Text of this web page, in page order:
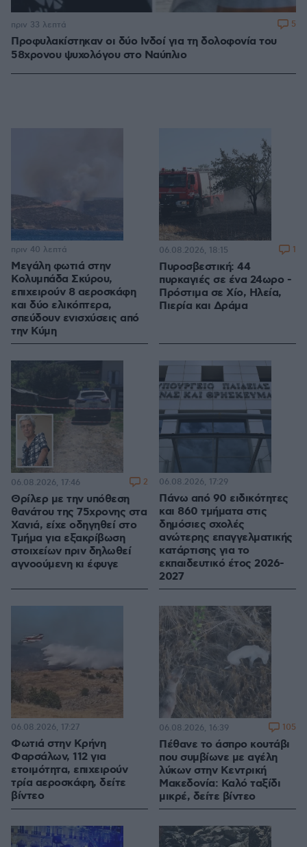
Προφυλακίστηκαν οι δύο Ινδοί για τη δολοφονία του
58χρονου ψυχολόγου στο Ναύπλιο
πριν 33 λεπτά 5
Μεγάλη φωτιά στην
Κολυμπάδα Σκύρου,
επιχειρούν 8 αεροσκάφη
και δύο ελικόπτερα,
σπεύδουν ενισχύσεις από
την Κύμη
πριν 40 λεπτά
Πυροσβεστική: 44
πυρκαγιές σε ένα 24ωρο -
Πρόστιμα σε Χίο, Ηλεία,
Πιερία και Δράμα
06.08.2026, 18:15 1
Θρίλερ με την υπόθεση
θανάτου της 75χρονης στα
Χανιά, είχε οδηγηθεί στο
Τμήμα για εξακρίβωση
στοιχείων πριν δηλωθεί
αγνοούμενη κι έφυγε
06.08.2026, 17:46 2
Πάνω από 90 ειδικότητες
και 860 τμήματα στις
δημόσιες σχολές
ανώτερης επαγγελματικής
κατάρτισης για το
εκπαιδευτικό έτος 2026-
2027
06.08.2026, 17:29
Φωτιά στην Κρήνη
Φαρσάλων, 112 για
ετοιμότητα, επιχειρούν
τρία αεροσκάφη, δείτε
βίντεο
06.08.2026, 17:27
Πέθανε το άσπρο κουτάβι
που συμβίωνε με αγέλη
λύκων στην Κεντρική
Μακεδονία: Καλό ταξίδι
μικρέ, δείτε βίντεο
06.08.2026, 16:39 105